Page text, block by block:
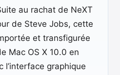
au rachat de NeXT
de Steve Jobs, cette
et transfigurée
Mac OS X 10.0 en
l’interface graphique